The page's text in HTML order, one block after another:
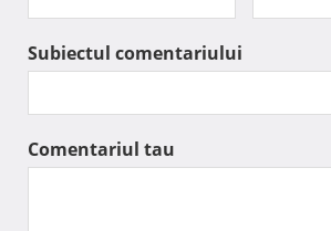
Subiectul comentariului
Comentariul tau